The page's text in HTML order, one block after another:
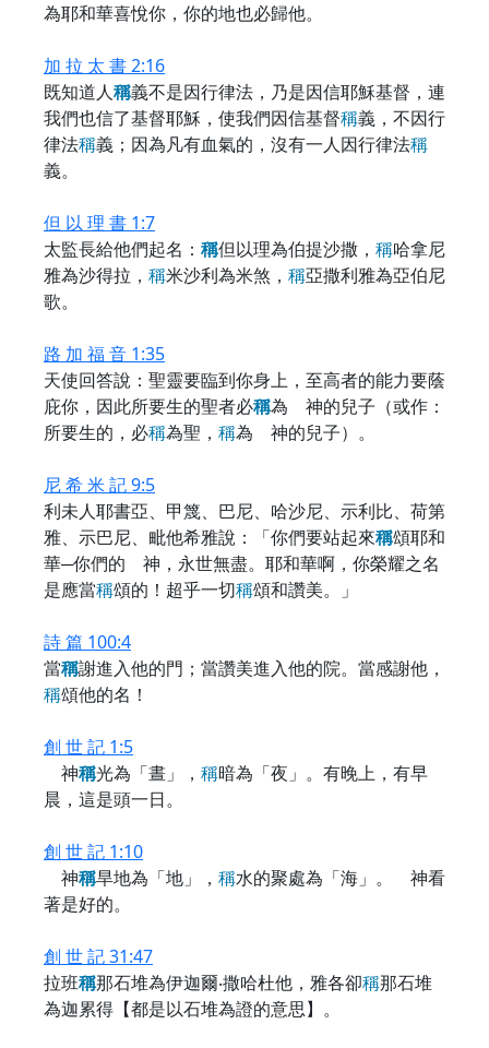
為耶和華喜悅你，你的地也必歸他。
加 拉 太 書 2:16
既知道人稱義不是因行律法，乃是因信耶穌基督，連
我們也信了基督耶穌，使我們因信基督稱義，不因行
律法稱義；因為凡有血氣的，沒有一人因行律法稱
義。
但 以 理 書 1:7
太監長給他們起名： 稱但以理為伯提沙撒， 稱哈拿尼
雅為沙得拉， 稱米沙利為米煞， 稱亞撒利雅為亞伯尼
歌。
路 加 福 音 1:35
天使回答說：聖靈要臨到你身上，至高者的能力要蔭
庇你，因此所要生的聖者必稱為 神的兒子（或作：
所要生的，必稱為聖， 稱為 神的兒子）。
尼 希 米 記 9:5
利未人耶書亞、甲篾、巴尼、哈沙尼、示利比、荷第
雅、示巴尼、毗他希雅說：「你們要站起來稱頌耶和
華─你們的 神，永世無盡。耶和華啊，你榮耀之名
是應當稱頌的！超乎一切稱頌和讚美。」
詩 篇 100:4
當稱謝進入他的門；當讚美進入他的院。當感謝他，
稱頌他的名！
創 世 記 1:5
神稱光為「晝」， 稱暗為「夜」。有晚上，有早
晨，這是頭一日。
創 世 記 1:10
神稱旱地為「地」， 稱水的聚處為「海」。 神看
著是好的。
創 世 記 31:47
拉班稱那石堆為伊迦爾‧撒哈杜他，雅各卻稱那石堆
為迦累得【都是以石堆為證的意思】。